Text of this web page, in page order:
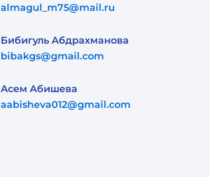
almagul_m75@mail.ru
Бибигуль Абдрахманова
bibakgs@gmail.com
Асем Абишева
aabisheva012@gmail.com